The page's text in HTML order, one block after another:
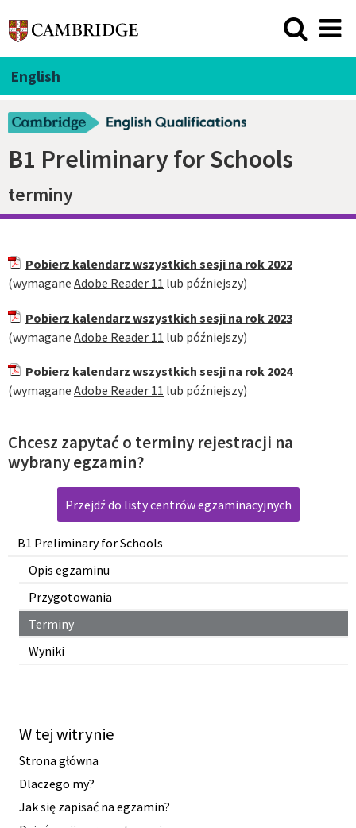
English
B1 Preliminary for Schools
terminy
B1 Preliminary for Schools
Opis egzaminu
Przygotowania
Terminy
Wyniki
Pobierz kalendarz wszystkich sesji na rok 2022
(wymagane Adobe Reader 11 lub późniejszy)
Pobierz kalendarz wszystkich sesji na rok 2023
(wymagane Adobe Reader 11 lub późniejszy)
Pobierz kalendarz wszystkich sesji na rok 2024
(wymagane Adobe Reader 11 lub późniejszy)
Chcesz zapytać o terminy rejestracji na
wybrany egzamin?
Przejdź do listy centrów egzaminacyjnych
W tej witrynie
Strona główna
Dlaczego my?
Jak się zapisać na egzamin?